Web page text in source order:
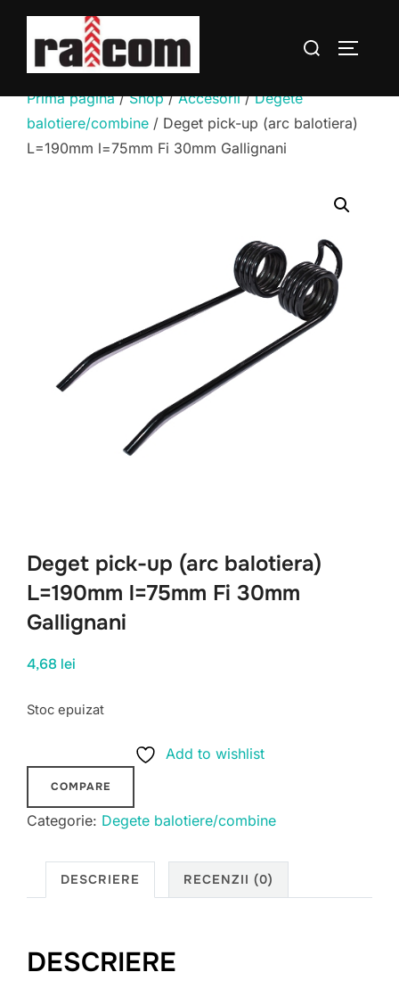
conținut
Caută
Prima pagină/Shop/Accesorii/Degete
balotiere/combine / Deget pick-up (arc balotiera)
L=190mm l=75mm Fi 30mm Gallignani
Deget pick-up (arc balotiera)
L=190mm l=75mm Fi 30mm
Gallignani
4,68 lei
Stoc epuizat
Add to wishlist
COMPARE
Categorie: Degete balotiere/combine
DESCRIERE RECENZII (0)
DESCRIERE